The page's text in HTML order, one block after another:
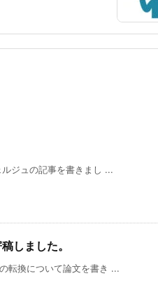
ジュの記事を書きまし ...
しました。
転換について論文を書き ...